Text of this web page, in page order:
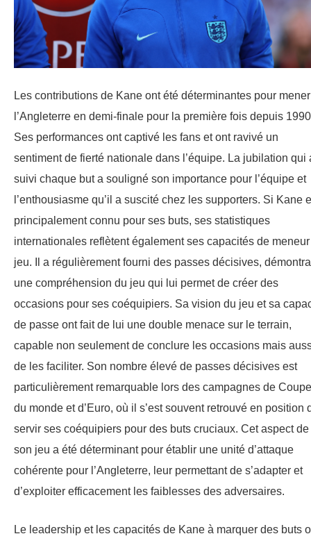
Les contributions de Kane ont été déterminantes pour mener
l’Angleterre en demi-finale pour la première fois depuis
Ses performances ont captivé les fans et ont ravivé un
sentiment de fierté nationale dans l’équipe. La jubilation qui
suivi chaque but a souligné son importance pour l’équipe et
l’enthousiasme qu’il a suscité chez les supporters. Si Kane
principalement connu pour ses buts, ses statistiques
internationales reflètent également ses capacités de
jeu. Il a régulièrement fourni des passes décisives,
une compréhension du jeu qui lui permet de créer des
occasions pour ses coéquipiers. Sa vision du jeu et sa
de passe ont fait de lui une double menace sur le terrain,
capable non seulement de conclure les occasions mais
de les faciliter. Son nombre élevé de passes décisives est
particulièrement remarquable lors des campagnes de Coupe
du monde et d’Euro, où il s’est souvent retrouvé en position
servir ses coéquipiers pour des buts cruciaux. Cet aspect de
son jeu a été déterminant pour établir une unité d’attaque
cohérente pour l’Angleterre, leur permettant de s’adapter et
d’exploiter efficacement les faiblesses des adversaires.
Le leadership et les capacités de Kane à marquer des buts